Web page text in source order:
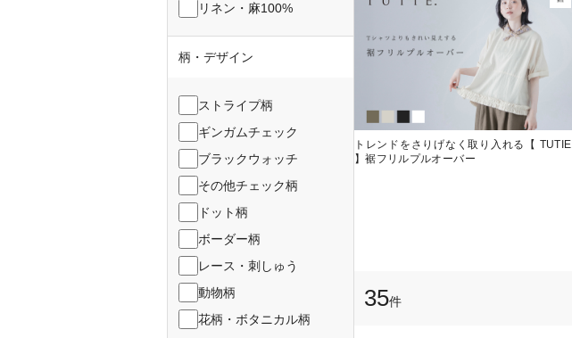
リネン・麻100%
柄・デザイン
ストライプ柄
ギンガムチェック
ブラックウォッチ
その他チェック柄
ドット柄
ボーダー柄
レース・刺しゅう
動物柄
花柄・ボタニカル柄
トレンドをさりげなく取り入れる【 TUTIE.
】裾フリルプルオーバー
35件